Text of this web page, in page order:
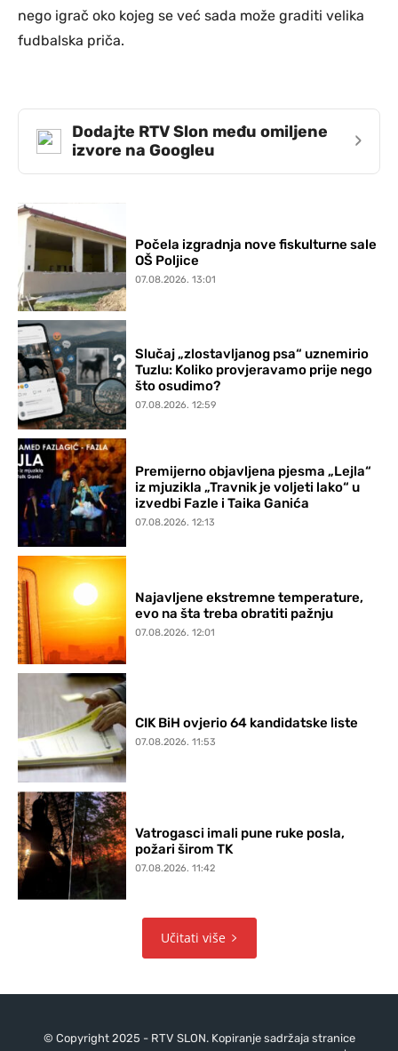
nego igrač oko kojeg se već sada može graditi velika
fudbalska priča.
Dodajte RTV Slon među omiljene
izvore na Googleu
›
Počela izgradnja nove fiskulturne sale
OŠ Poljice
07.08.2026. 13:01
Slučaj „zlostavljanog psa“ uznemirio
Tuzlu: Koliko provjeravamo prije nego
što osudimo?
07.08.2026. 12:59
Premijerno objavljena pjesma „Lejla“
iz mjuzikla „Travnik je voljeti lako“ u
izvedbi Fazle i Taika Ganića
07.08.2026. 12:13
Najavljene ekstremne temperature,
evo na šta treba obratiti pažnju
07.08.2026. 12:01
CIK BiH ovjerio 64 kandidatske liste
07.08.2026. 11:53
Vatrogasci imali pune ruke posla,
požari širom TK
07.08.2026. 11:42
Učitati više
© Copyright 2025 - RTV SLON. Kopiranje sadržaja stranice